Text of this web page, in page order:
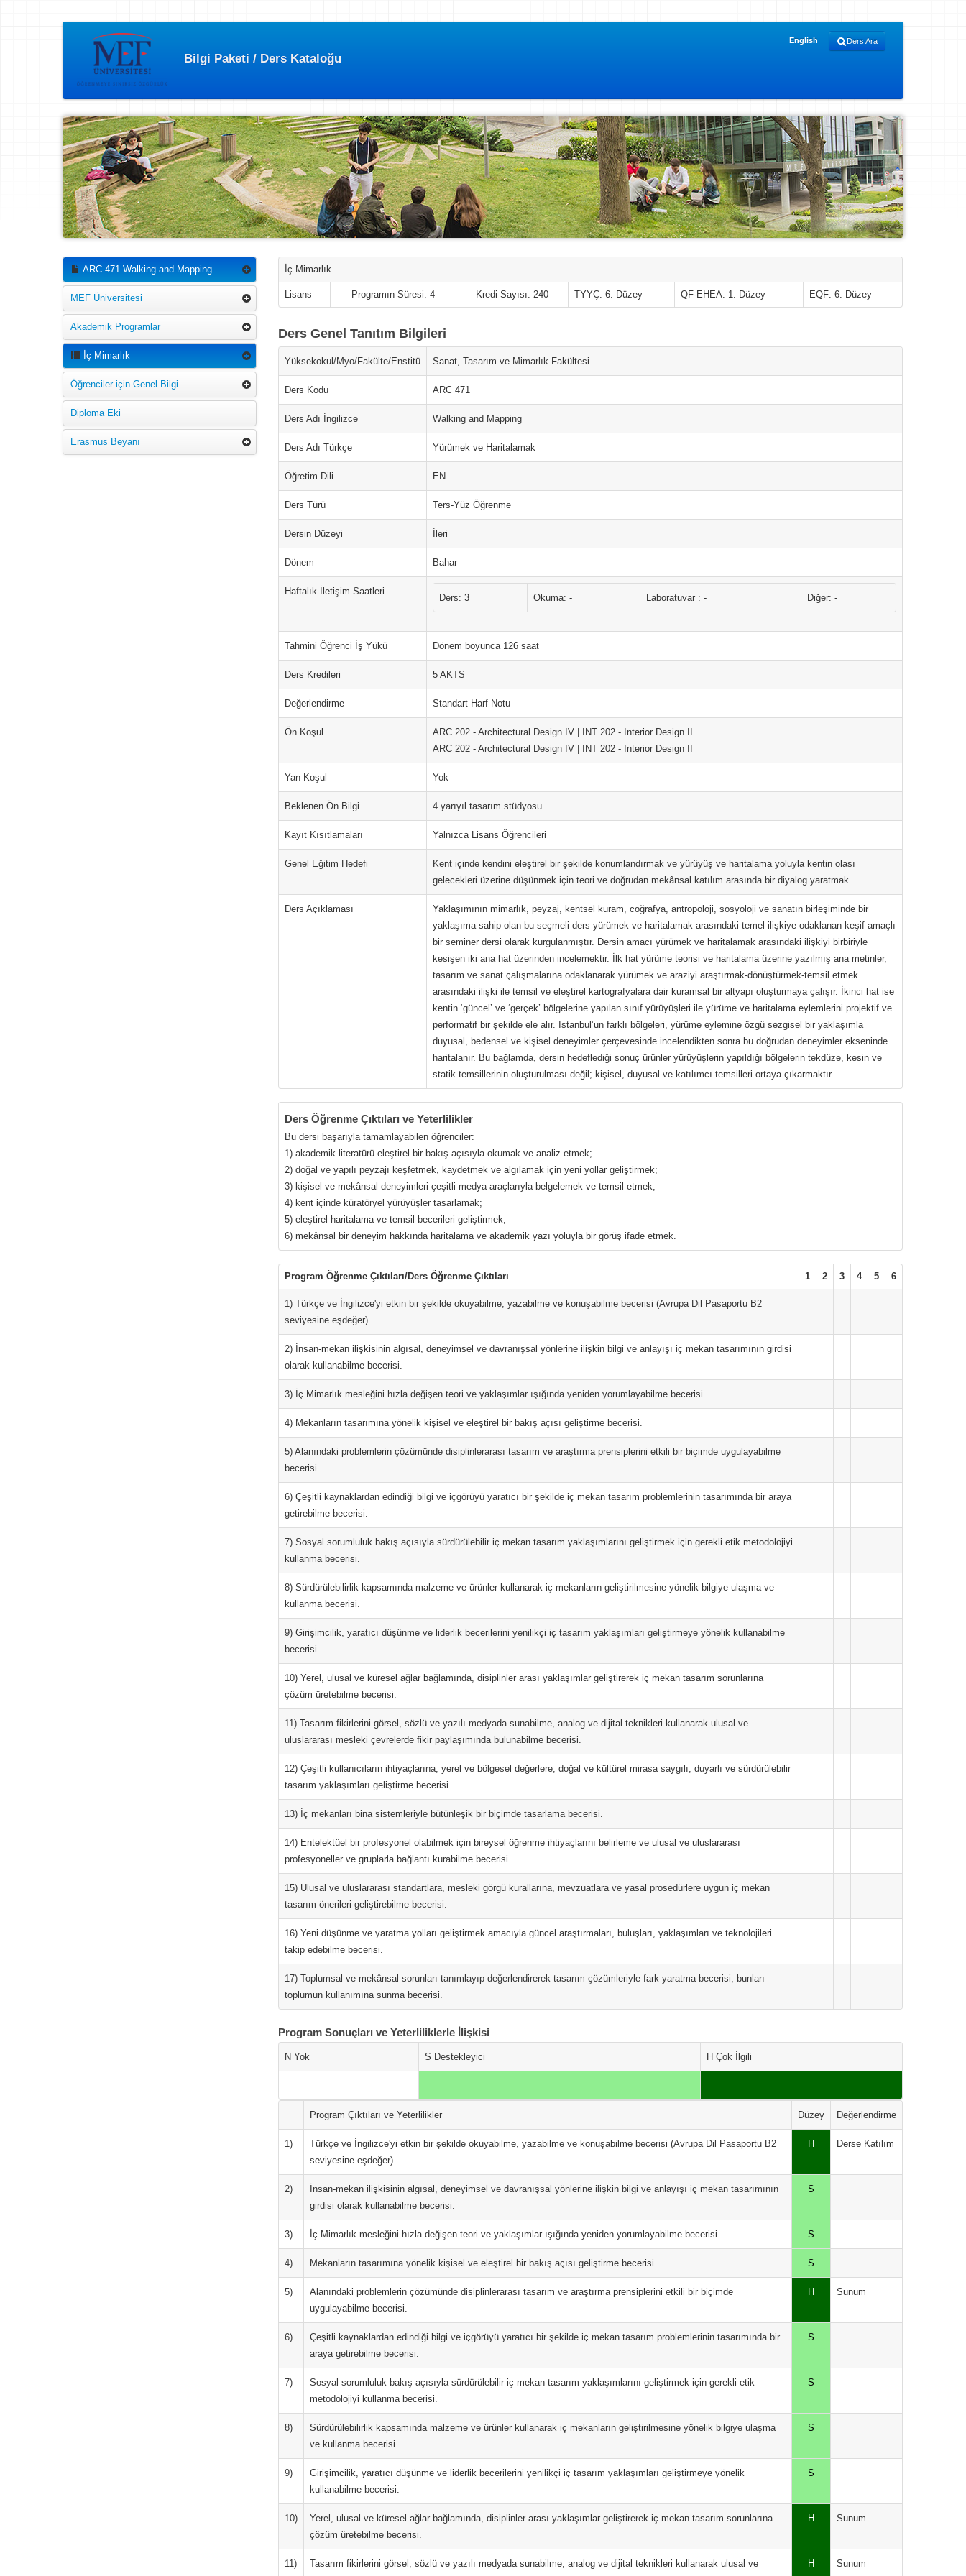
Bilgi Paketi / Ders Kataloğu
English Ders Ara
ARC 471 Walking and Mapping
MEF Üniversitesi
Akademik Programlar
İç Mimarlık
Öğrenciler için Genel Bilgi
Diploma Eki
Erasmus Beyanı
İç Mimarlık
Lisans Programın Süresi: 4 Kredi Sayısı: 240 TYYÇ: 6. Düzey QF-EHEA: 1. Düzey EQF: 6. Düzey
Ders Genel Tanıtım Bilgileri
Yüksekokul/Myo/Fakülte/Enstitü Sanat, Tasarım ve Mimarlık Fakültesi
Ders Kodu ARC 471
Ders Adı İngilizce Walking and Mapping
Ders Adı Türkçe Yürümek ve Haritalamak
Öğretim Dili EN
Ders Türü Ters-Yüz Öğrenme
Dersin Düzeyi İleri
Dönem Bahar
Haftalık İletişim Saatleri
Ders: 3 Okuma: - Laboratuvar : - Diğer: -
Tahmini Öğrenci İş Yükü Dönem boyunca 126 saat
Ders Kredileri 5 AKTS
Değerlendirme Standart Harf Notu
Ön Koşul
ARC 202 - Architectural Design IV | INT 202 - Interior Design II
ARC 202 - Architectural Design IV | INT 202 - Interior Design II
Yan Koşul Yok
Beklenen Ön Bilgi 4 yarıyıl tasarım stüdyosu
Kayıt Kısıtlamaları Yalnızca Lisans Öğrencileri
Genel Eğitim Hedefi
Kent içinde kendini eleştirel bir şekilde konumlandırmak ve yürüyüş ve haritalama yoluyla kentin olası
gelecekleri üzerine düşünmek için teori ve doğrudan mekânsal katılım arasında bir diyalog yaratmak.
Ders Açıklaması
Yaklaşımının mimarlık, peyzaj, kentsel kuram, coğrafya, antropoloji, sosyoloji ve sanatın birleşiminde bir
yaklaşıma sahip olan bu seçmeli ders yürümek ve haritalamak arasındaki temel ilişkiye odaklanan keşif amaçlı
bir seminer dersi olarak kurgulanmıştır. Dersin amacı yürümek ve haritalamak arasındaki ilişkiyi birbiriyle
kesişen iki ana hat üzerinden incelemektir. İlk hat yürüme teorisi ve haritalama üzerine yazılmış ana metinler,
tasarım ve sanat çalışmalarına odaklanarak yürümek ve araziyi araştırmak-dönüştürmek-temsil etmek
arasındaki ilişki ile temsil ve eleştirel kartografyalara dair kuramsal bir altyapı oluşturmaya çalışır. İkinci hat ise
kentin ‘güncel’ ve ‘gerçek’ bölgelerine yapılan sınıf yürüyüşleri ile yürüme ve haritalama eylemlerini projektif ve
performatif bir şekilde ele alır. Istanbul’un farklı bölgeleri, yürüme eylemine özgü sezgisel bir yaklaşımla
duyusal, bedensel ve kişisel deneyimler çerçevesinde incelendikten sonra bu doğrudan deneyimler ekseninde
haritalanır. Bu bağlamda, dersin hedeflediği sonuç ürünler yürüyüşlerin yapıldığı bölgelerin tekdüze, kesin ve
statik temsillerinin oluşturulması değil; kişisel, duyusal ve katılımcı temsilleri ortaya çıkarmaktır.
Ders Öğrenme Çıktıları ve Yeterlilikler
Bu dersi başarıyla tamamlayabilen öğrenciler:
1) akademik literatürü eleştirel bir bakış açısıyla okumak ve analiz etmek;
2) doğal ve yapılı peyzajı keşfetmek, kaydetmek ve algılamak için yeni yollar geliştirmek;
3) kişisel ve mekânsal deneyimleri çeşitli medya araçlarıyla belgelemek ve temsil etmek;
4) kent içinde küratöryel yürüyüşler tasarlamak;
5) eleştirel haritalama ve temsil becerileri geliştirmek;
6) mekânsal bir deneyim hakkında haritalama ve akademik yazı yoluyla bir görüş ifade etmek.
Program Öğrenme Çıktıları/Ders Öğrenme Çıktıları 1 2 3 4 5 6
1) Türkçe ve İngilizce'yi etkin bir şekilde okuyabilme, yazabilme ve konuşabilme becerisi (Avrupa Dil Pasaportu B2
seviyesine eşdeğer).
2) İnsan-mekan ilişkisinin algısal, deneyimsel ve davranışsal yönlerine ilişkin bilgi ve anlayışı iç mekan tasarımının girdisi
olarak kullanabilme becerisi.
3) İç Mimarlık mesleğini hızla değişen teori ve yaklaşımlar ışığında yeniden yorumlayabilme becerisi.
4) Mekanların tasarımına yönelik kişisel ve eleştirel bir bakış açısı geliştirme becerisi.
5) Alanındaki problemlerin çözümünde disiplinlerarası tasarım ve araştırma prensiplerini etkili bir biçimde uygulayabilme
becerisi.
6) Çeşitli kaynaklardan edindiği bilgi ve içgörüyü yaratıcı bir şekilde iç mekan tasarım problemlerinin tasarımında bir araya
getirebilme becerisi.
7) Sosyal sorumluluk bakış açısıyla sürdürülebilir iç mekan tasarım yaklaşımlarını geliştirmek için gerekli etik metodolojiyi
kullanma becerisi.
8) Sürdürülebilirlik kapsamında malzeme ve ürünler kullanarak iç mekanların geliştirilmesine yönelik bilgiye ulaşma ve
kullanma becerisi.
9) Girişimcilik, yaratıcı düşünme ve liderlik becerilerini yenilikçi iç tasarım yaklaşımları geliştirmeye yönelik kullanabilme
becerisi.
10) Yerel, ulusal ve küresel ağlar bağlamında, disiplinler arası yaklaşımlar geliştirerek iç mekan tasarım sorunlarına
çözüm üretebilme becerisi.
11) Tasarım fikirlerini görsel, sözlü ve yazılı medyada sunabilme, analog ve dijital teknikleri kullanarak ulusal ve
uluslararası mesleki çevrelerde fikir paylaşımında bulunabilme becerisi.
12) Çeşitli kullanıcıların ihtiyaçlarına, yerel ve bölgesel değerlere, doğal ve kültürel mirasa saygılı, duyarlı ve sürdürülebilir
tasarım yaklaşımları geliştirme becerisi.
13) İç mekanları bina sistemleriyle bütünleşik bir biçimde tasarlama becerisi.
14) Entelektüel bir profesyonel olabilmek için bireysel öğrenme ihtiyaçlarını belirleme ve ulusal ve uluslararası
profesyoneller ve gruplarla bağlantı kurabilme becerisi
15) Ulusal ve uluslararası standartlara, mesleki görgü kurallarına, mevzuatlara ve yasal prosedürlere uygun iç mekan
tasarım önerileri geliştirebilme becerisi.
16) Yeni düşünme ve yaratma yolları geliştirmek amacıyla güncel araştırmaları, buluşları, yaklaşımları ve teknolojileri
takip edebilme becerisi.
17) Toplumsal ve mekânsal sorunları tanımlayıp değerlendirerek tasarım çözümleriyle fark yaratma becerisi, bunları
toplumun kullanımına sunma becerisi.
Program Sonuçları ve Yeterliliklerle İlişkisi
N Yok S Destekleyici H Çok İlgili
Program Çıktıları ve Yeterlilikler Düzey Değerlendirme
1)
Türkçe ve İngilizce'yi etkin bir şekilde okuyabilme, yazabilme ve konuşabilme becerisi (Avrupa Dil Pasaportu B2
seviyesine eşdeğer).
H Derse Katılım
2)
İnsan-mekan ilişkisinin algısal, deneyimsel ve davranışsal yönlerine ilişkin bilgi ve anlayışı iç mekan tasarımının
girdisi olarak kullanabilme becerisi.
S
3) İç Mimarlık mesleğini hızla değişen teori ve yaklaşımlar ışığında yeniden yorumlayabilme becerisi. S
4) Mekanların tasarımına yönelik kişisel ve eleştirel bir bakış açısı geliştirme becerisi. S
5)
Alanındaki problemlerin çözümünde disiplinlerarası tasarım ve araştırma prensiplerini etkili bir biçimde
uygulayabilme becerisi.
H Sunum
6)
Çeşitli kaynaklardan edindiği bilgi ve içgörüyü yaratıcı bir şekilde iç mekan tasarım problemlerinin tasarımında bir
araya getirebilme becerisi.
S
7)
Sosyal sorumluluk bakış açısıyla sürdürülebilir iç mekan tasarım yaklaşımlarını geliştirmek için gerekli etik
metodolojiyi kullanma becerisi.
S
8)
Sürdürülebilirlik kapsamında malzeme ve ürünler kullanarak iç mekanların geliştirilmesine yönelik bilgiye ulaşma
ve kullanma becerisi.
S
9)
Girişimcilik, yaratıcı düşünme ve liderlik becerilerini yenilikçi iç tasarım yaklaşımları geliştirmeye yönelik
kullanabilme becerisi.
S
10)
Yerel, ulusal ve küresel ağlar bağlamında, disiplinler arası yaklaşımlar geliştirerek iç mekan tasarım sorunlarına
çözüm üretebilme becerisi.
H Sunum
11)
Tasarım fikirlerini görsel, sözlü ve yazılı medyada sunabilme, analog ve dijital teknikleri kullanarak ulusal ve
H Sunum